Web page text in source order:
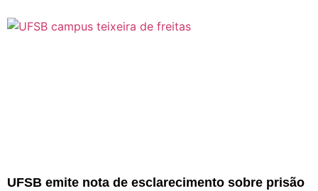
UFSB emite nota de esclarecimento sobre prisão